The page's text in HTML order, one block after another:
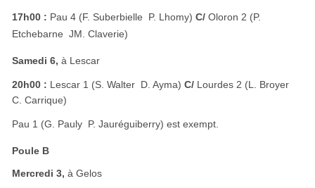
17h00 : Pau 4 (F. Suberbielle  P. Lhomy)C/Oloron 2 (P.
Etchebarne  JM. Claverie)
Samedi 6, à Lescar
20h00 : Lescar 1 (S. Walter  D. Ayma)C/ Lourdes 2 (L. Broyer 
C. Carrique)
Pau 1 (G. Pauly  P. Jauréguiberry) est exempt.
Poule B
Mercredi 3, à Gelos